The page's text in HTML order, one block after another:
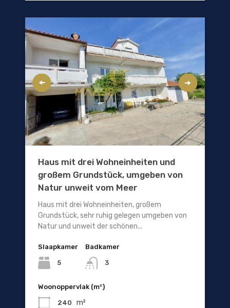
Haus mit drei Wohneinheiten und
großem Grundstück, umgeben von
Natur unweit vom Meer
Haus mit drei Wohneinheiten, großem
Grundstück, sehr ruhig gelegen umgeben von
Natur und unweit der schönen...
Slaapkamer
5
Badkamer
3
Woonoppervlak (m²)
240 m²